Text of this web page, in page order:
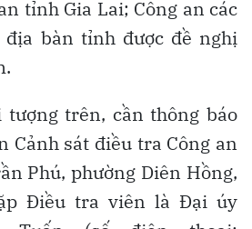
tỉnh Gia Lai; Công an các
bàn tỉnh được đề nghị
trên, cần thông báo
Cảnh sát điều tra Công an
Phú, phường Diên Hồng,
Điều tra viên là Đại úy